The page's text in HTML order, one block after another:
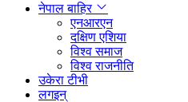
नेपाल बाहिर
एनआरएन
दक्षिण एशिया
विश्व समाज
विश्व राजनीति
उकेरा टीभी
लगइन्